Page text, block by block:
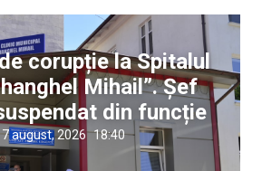
corupție la Spitalul
Mihail”. Șef
din funcție
7 august, 2026 18:40